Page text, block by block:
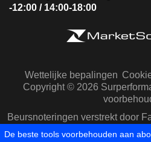
-12:00 / 14:00-18:00
Wettelijke bepalingen
Copyright © 2026
Beursnoteringen verstrekt door
Capital IQ
De beste tools voorbehouden aan